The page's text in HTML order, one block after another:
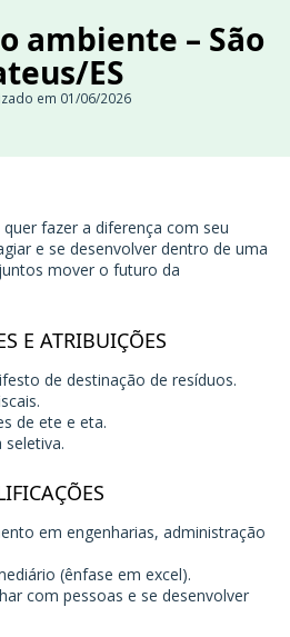
ambiente – São
ES
em 01/06/2026
fazer a diferença com seu
e se desenvolver dentro de uma
mover o futuro da
E ATRIBUIÇÕES
de destinação de resíduos.
de ete e eta.
em engenharias, administração
(ênfase em excel).
com pessoas e se desenvolver